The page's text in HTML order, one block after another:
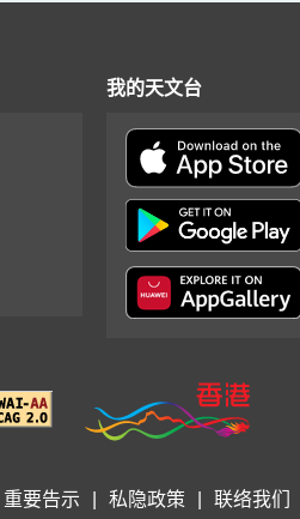
我的天文台
重要告示 私隐政策 联络我们